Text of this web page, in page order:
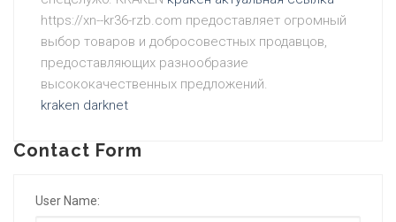
https://xn--kr36-rzb.com предоставляет огромный
выбор товаров и добросовестных продавцов,
предоставляющих разнообразие
высококачественных предложений.
kraken darknet
Contact Form
User Name: